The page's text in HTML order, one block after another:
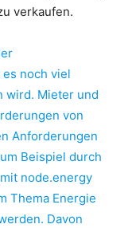
verkaufen.
noch viel
wird. Mieter und
von
Anforderungen
Beispiel durch
node.energy
Thema Energie
Davon